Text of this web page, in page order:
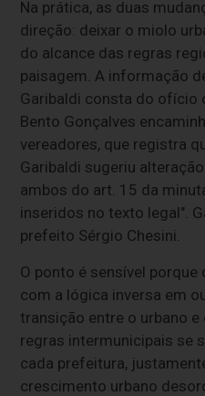
Na prática, as duas
direção: deixar o miolo
do alcance das regras
paisagem. A informação
Garibaldi consta do ofício
Bento Gonçalves
vereadores, que registra
Garibaldi sugeriu
ambos do art. 15 da
inseridos no texto legal".
prefeito Sérgio Chesini.
O ponto é sensível
com a lógica inversa em
transição entre o urbano e
regras intermunicipais se
cada prefeitura,
crescimento urbano